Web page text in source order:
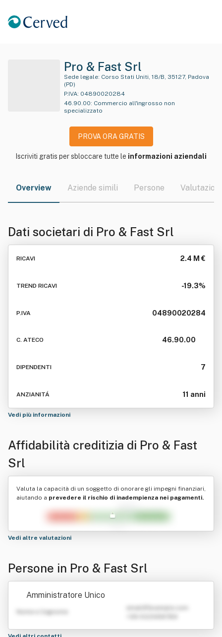
Pro & Fast Srl
Sede legale:
(PD)
P.IVA: 04890020284
46.90.00: Commercio all'ingrosso non
specializzato
PROVA ORA GRATIS
Iscriviti gratis per sbloccare tutte le informazioni aziendali
Overview Aziende simili Persone Valutazioni
Dati societari di Pro & Fast Srl
RICAVI 2.4 M €
TREND RICAVI -19.3%
P.IVA 04890020284
C. ATECO 46.90.00
DIPENDENTI 7
ANZIANITÁ 11 anni
Vedi più informazioni
Affidabilità creditizia di Pro & Fast
Srl
Valuta la capacità di un soggetto di onorare gli impegni finanziari,
aiutando a prevedere il rischio di inadempienza nei pagamenti.
Vedi altre valutazioni
Persone in Pro & Fast Srl
Amministratore Unico
Nome e Cognome